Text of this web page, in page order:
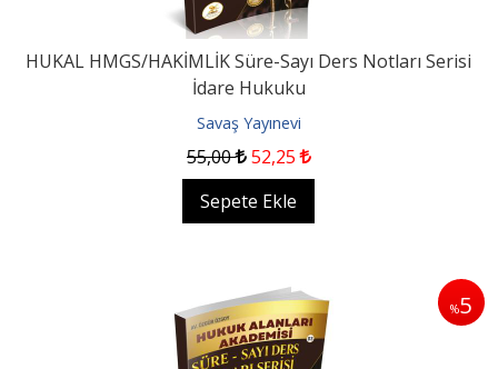
HUKAL HMGS/HAKİMLİK Süre-Sayı Ders Notları Serisi
İdare Hukuku
Savaş Yayınevi
55,00 52,25
Sepete Ekle
%5